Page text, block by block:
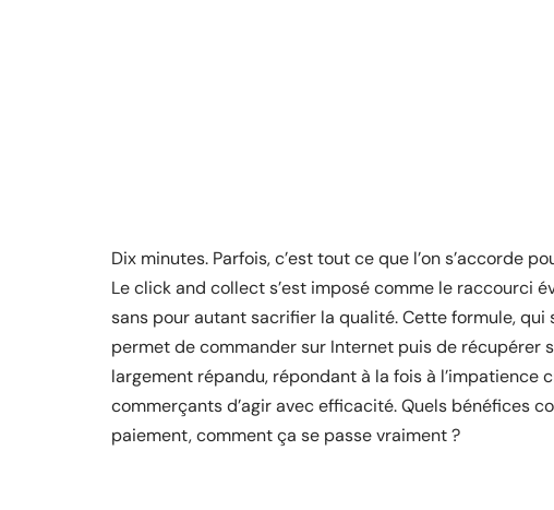
Dix minutes. Parfois, c’est tout ce que l’on s’accorde
Le click and collect s’est imposé comme le raccourci
sans pour autant sacrifier la qualité. Cette formule,
permet de commander sur Internet puis de récupérer
largement répandu, répondant à la fois à l’impatience
commerçants d’agir avec efficacité. Quels bénéfices
paiement, comment ça se passe vraiment ?